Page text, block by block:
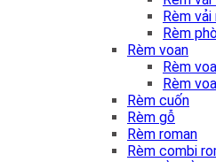
Rèm vải
Rèm
Rèm voan
Rèm
Rèm
Rèm cuốn
Rèm gỗ
Rèm roman
Rèm combi